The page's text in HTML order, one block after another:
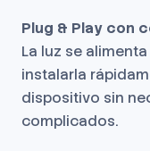
Plug & Play con
La luz se
instalarla
dispositivo sin
complicados.